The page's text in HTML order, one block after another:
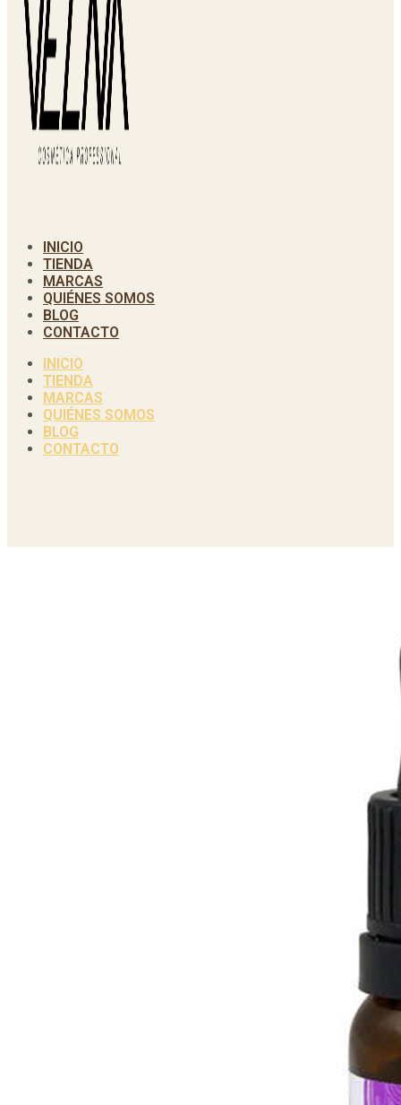
INICIO
TIENDA
MARCAS
QUIÉNES SOMOS
BLOG
CONTACTO
INICIO
TIENDA
MARCAS
QUIÉNES SOMOS
BLOG
CONTACTO